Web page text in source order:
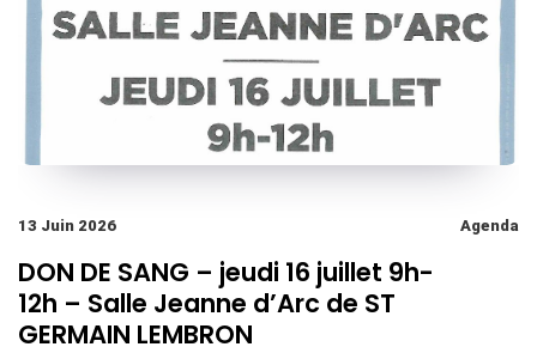
13 Juin 2026 Agenda
DON DE SANG – jeudi 16 juillet 9h-
12h – Salle Jeanne d’Arc de ST
GERMAIN LEMBRON